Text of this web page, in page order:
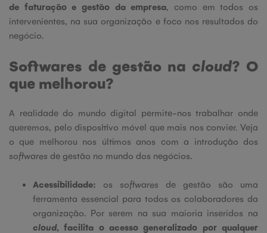
de faturação e gestão da empresa, como em todos os
intervenientes, na sua organização e foco nos resultados do
negócio.
Softwares de gestão na cloud? O
que melhorou?
A realidade do mundo digital permite-nos trabalhar onde
queremos, pelo dispositivo móvel que mais nos convier. Veja
o que melhorou nos últimos anos com a introdução dos
softwares de gestão no mundo dos negócios.
Acessibilidade: os softwares de gestão são uma
ferramenta essencial para todos os colaboradores da
organização. Por serem na sua maioria inseridos na
cloud, facilita o acesso generalizado por qualquer